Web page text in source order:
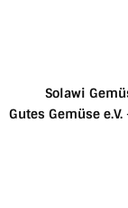
Solawi
Gutes Gemüse